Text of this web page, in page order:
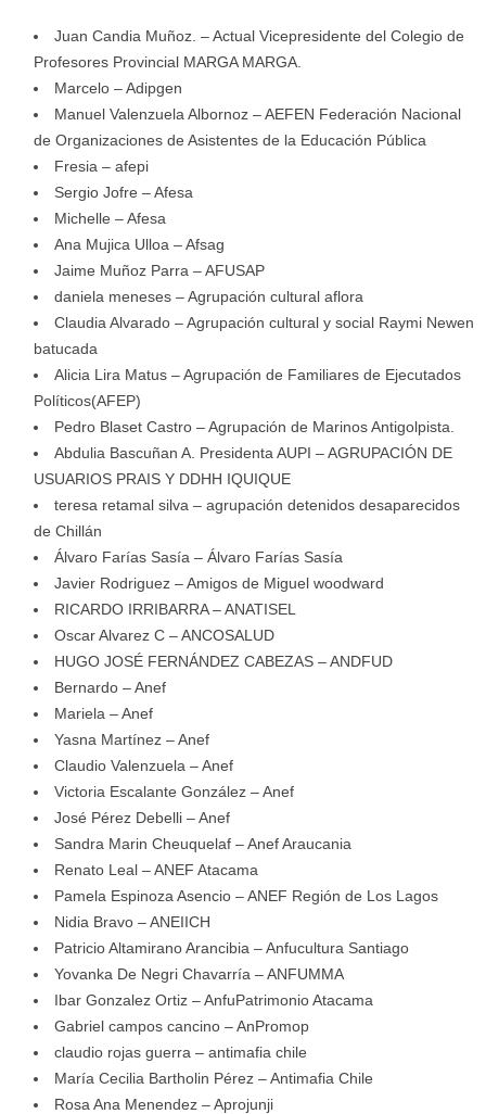
Juan Candia Muñoz. – Actual Vicepresidente del Colegio de
Profesores Provincial MARGA MARGA.
Marcelo – Adipgen
Manuel Valenzuela Albornoz – AEFEN Federación Nacional
de Organizaciones de Asistentes de la Educación Pública
Fresia – afepi
Sergio Jofre – Afesa
Michelle – Afesa
Ana Mujica Ulloa – Afsag
Jaime Muñoz Parra – AFUSAP
daniela meneses – Agrupación cultural aflora
Claudia Alvarado – Agrupación cultural y social Raymi Newen
batucada
Alicia Lira Matus – Agrupación de Familiares de Ejecutados
Políticos(AFEP)
Pedro Blaset Castro – Agrupación de Marinos Antigolpista.
Abdulia Bascuñan A. Presidenta AUPI – AGRUPACIÓN DE
USUARIOS PRAIS Y DDHH IQUIQUE
teresa retamal silva – agrupación detenidos desaparecidos
de Chillán
Álvaro Farías Sasía – Álvaro Farías Sasía
Javier Rodriguez – Amigos de Miguel woodward
RICARDO IRRIBARRA – ANATISEL
Oscar Alvarez C – ANCOSALUD
HUGO JOSÉ FERNÁNDEZ CABEZAS – ANDFUD
Bernardo – Anef
Mariela – Anef
Yasna Martínez – Anef
Claudio Valenzuela – Anef
Victoria Escalante González – Anef
José Pérez Debelli – Anef
Sandra Marin Cheuquelaf – Anef Araucania
Renato Leal – ANEF Atacama
Pamela Espinoza Asencio – ANEF Región de Los Lagos
Nidia Bravo – ANEIICH
Patricio Altamirano Arancibia – Anfucultura Santiago
Yovanka De Negri Chavarría – ANFUMMA
Ibar Gonzalez Ortiz – AnfuPatrimonio Atacama
Gabriel campos cancino – AnPromop
claudio rojas guerra – antimafia chile
María Cecilia Bartholin Pérez – Antimafia Chile
Rosa Ana Menendez – Aprojunji